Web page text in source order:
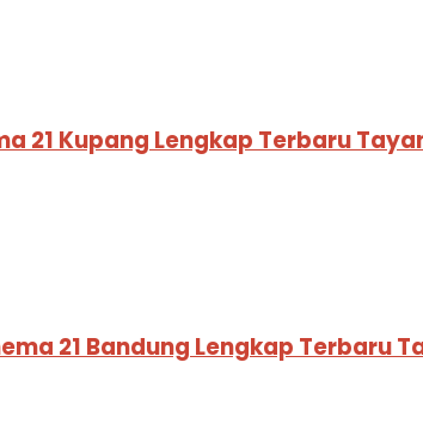
21 Kupang Lengkap Terbaru
21 Bandung Lengkap Terbaru